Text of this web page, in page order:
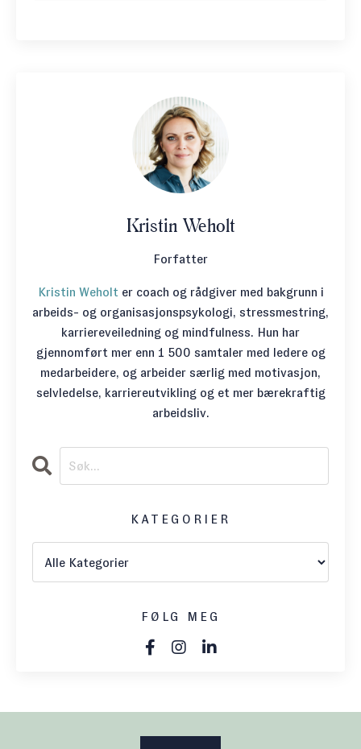
Kristin Weholt
Forfatter
Kristin Weholt er coach og rådgiver med bakgrunn i
arbeids- og organisasjonspsykologi, stressmestring,
karriereveiledning og mindfulness. Hun har
gjennomført mer enn 1 500 samtaler med ledere og
medarbeidere, og arbeider særlig med motivasjon,
selvledelse, karriereutvikling og et mer bærekraftig
arbeidsliv.
KATEGORIER
FØLG MEG